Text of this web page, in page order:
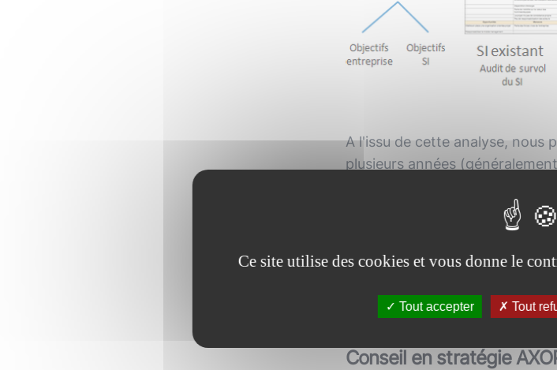
A l'issu de cette analyse, nous
plusieurs années
Technique
Financier
Conseil en stratégie
Ce site utilise des cookies et vous donne le
Tout accepter Tout